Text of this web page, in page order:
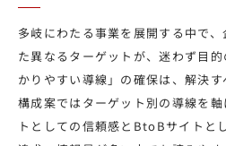
多岐にわたる事業を展開する中で
た異なるターゲットが、迷わず目
かりやすい導線」の確保は、解決す
構成案ではターゲット別の導線を
トとしての信頼感とBtoBサイトと